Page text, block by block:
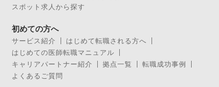
スポット求人から探す
初めての方へ
サービス紹介
はじめて転職される方へ
はじめての医師転職マニュアル
キャリアパートナー紹介
拠点一覧
転職成功事例
よくあるご質問